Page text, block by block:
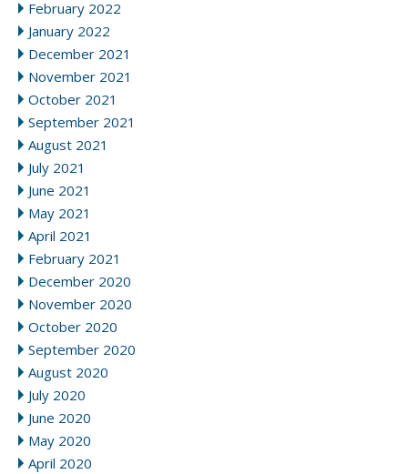
February 2022
January 2022
December 2021
November 2021
October 2021
September 2021
August 2021
July 2021
June 2021
May 2021
April 2021
February 2021
December 2020
November 2020
October 2020
September 2020
August 2020
July 2020
June 2020
May 2020
April 2020